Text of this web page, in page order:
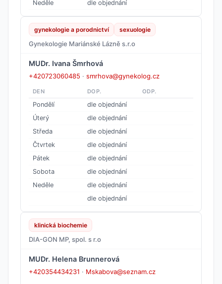
Neděle dle objednání
gynekologie a porodnictví sexuologie
Gynekologie Mariánské Lázně s.r.o
MUDr. Ivana Šmrhová
+420723060485 · smrhova@gynekolog.cz
DEN DOP. ODP.
Pondělí
dle objednání
Úterý
dle objednání
Středa
dle objednání
Čtvrtek
dle objednání
Pátek
dle objednání
Sobota
dle objednání
Neděle
dle objednání
dle objednání
klinická biochemie
DIA-GON MP, spol. s r.o
MUDr. Helena Brunnerová
+420354434231 · Mskabova@seznam.cz